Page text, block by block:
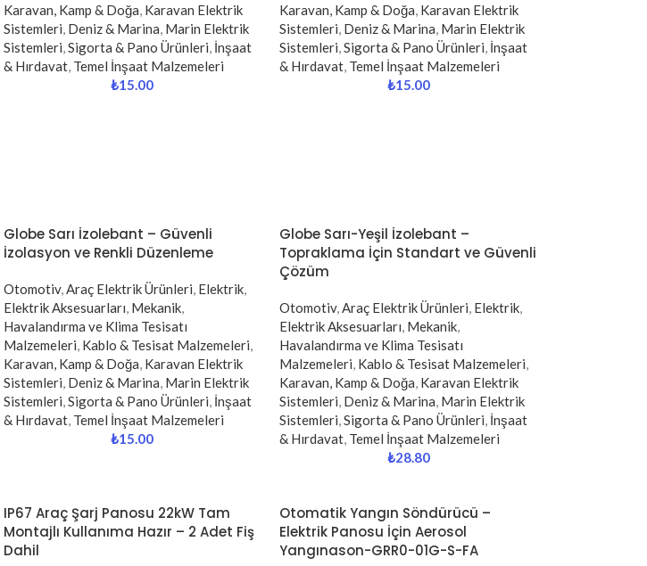
Karavan, Kamp & Doğa, Karavan Elektrik
Sistemleri, Deniz & Marina, Marin Elektrik
Sistemleri,Sigorta & Pano Ürünleri, İnşaat
& Hırdavat, Temel İnşaat Malzemeleri
₺15.00
Karavan, Kamp & Doğa, Karavan Elektrik
Sistemleri, Deniz & Marina, Marin Elektrik
Sistemleri,Sigorta & Pano Ürünleri, İnşaat
& Hırdavat, Temel İnşaat Malzemeleri
₺15.00
Globe Sarı İzolebant – Güvenli
İzolasyon ve Renkli Düzenleme
Otomotiv,Araç Elektrik Ürünleri, Elektrik,
Elektrik Aksesuarları, Mekanik,
Havalandırma ve Klima Tesisatı
Malzemeleri, Kablo & Tesisat Malzemeleri,
Karavan, Kamp & Doğa, Karavan Elektrik
Sistemleri, Deniz & Marina, Marin Elektrik
Sistemleri,Sigorta & Pano Ürünleri, İnşaat
& Hırdavat, Temel İnşaat Malzemeleri
₺15.00
Globe Sarı-Yeşil İzolebant –
Topraklama İçin Standart ve Güvenli
Çözüm
Otomotiv,Araç Elektrik Ürünleri, Elektrik,
Elektrik Aksesuarları, Mekanik,
Havalandırma ve Klima Tesisatı
Malzemeleri, Kablo & Tesisat Malzemeleri,
Karavan, Kamp & Doğa, Karavan Elektrik
Sistemleri, Deniz & Marina, Marin Elektrik
Sistemleri,Sigorta & Pano Ürünleri, İnşaat
& Hırdavat, Temel İnşaat Malzemeleri
₺28.80
IP67 Araç Şarj Panosu 22kW Tam
Montajlı Kullanıma Hazır – 2 Adet Fiş
Dahil
Otomatik Yangın Söndürücü –
Elektrik Panosu İçin Aerosol
Yangınason-GRR0-01G-S-FA